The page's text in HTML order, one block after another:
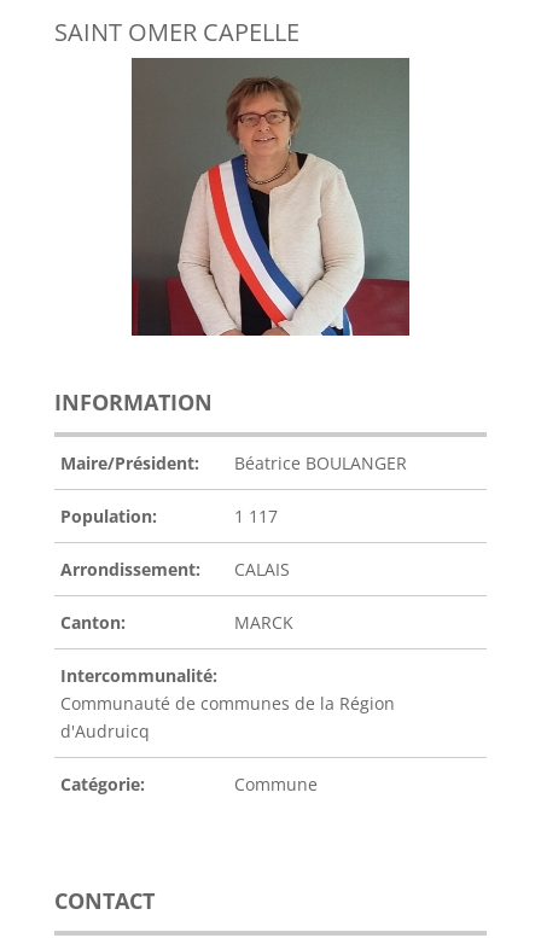
SAINT OMER CAPELLE
INFORMATION
Maire/Président: Béatrice BOULANGER
Population: 1 117
Arrondissement: CALAIS
Canton: MARCK
Intercommunalité:
Communauté de communes de la Région
d'Audruicq
Catégorie: Commune
CONTACT